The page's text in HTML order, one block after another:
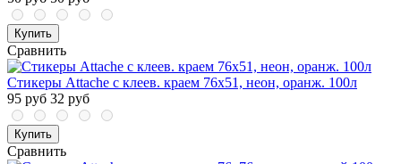
Купить
Сравнить
Стикеры Attache с клеев. краем 76х51, неон, оранж. 100л
95 руб 32 руб
Купить
Сравнить